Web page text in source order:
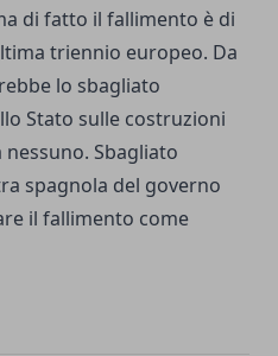
di fatto il fallimento è di
triennio europeo. Da
lo sbagliato
Stato sulle costruzioni
Sbagliato
spagnola del governo
il fallimento come